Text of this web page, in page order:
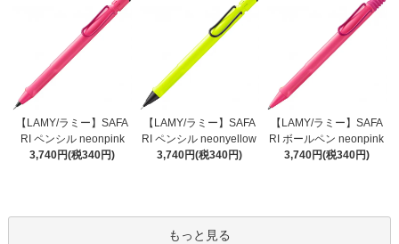
【LAMY/ラミー】SAFA
RI ペンシル neonpink
3,740円(税340円)
【LAMY/ラミー】SAFA
RI ペンシル neonyellow
3,740円(税340円)
【LAMY/ラミー】SAFA
RI ボールペン neonpink
3,740円(税340円)
もっと見る